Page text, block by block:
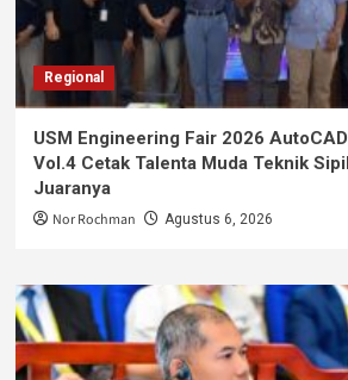
Regional
USM Engineering Fair 2026
Vol.4 Cetak Talenta Muda Teknik
Juaranya
Nor Rochman Agustus 6, 2026